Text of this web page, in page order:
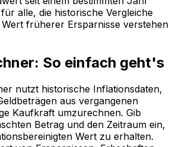
alle, die historische Vergleiche
früherer Ersparnisse verstehen
So einfach geht's
nutzt historische Inflationsdaten,
aus vergangenen
Kaufkraft umzurechnen. Gib
Betrag und den Zeitraum ein,
Wert zu erhalten.